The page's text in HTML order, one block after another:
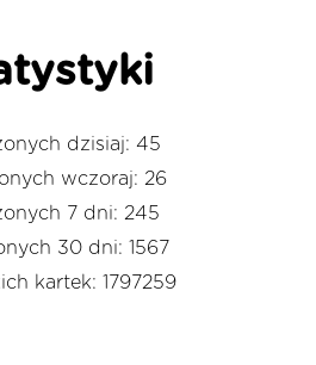
dzisiaj: 45
wczoraj: 26
7 dni: 245
30 dni: 1567
kartek: 1797259